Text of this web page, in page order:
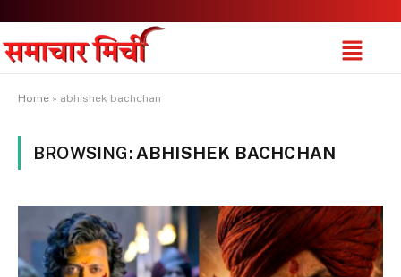
Home » abhishek bachchan
BROWSING: ABHISHEK BACHCHAN